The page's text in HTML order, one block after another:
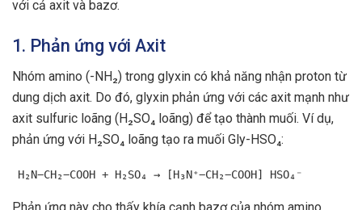
với cả axit và bazơ.
1. Phản ứng với Axit
Nhóm amino (-NH₂) trong glyxin có khả năng nhận proton từ
dung dịch axit. Do đó, glyxin phản ứng với các axit mạnh như
axit sulfuric loãng (H₂SO₄ loãng) để tạo thành muối. Ví dụ,
phản ứng với H₂SO₄ loãng tạo ra muối Gly-HSO₄:
H₂N−CH₂−COOH + H₂SO₄ → [H₃N⁺−CH₂−COOH] HSO₄⁻